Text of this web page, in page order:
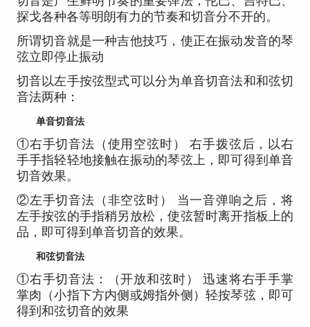
探戈各种各等明朗有力的节奏和切音分不开的。
所谓切音就是一种吉他技巧，使正在振动发音的琴
弦立即停止振动
切音以左手按弦型式可以分为单音切音法和和弦切
音法两种：
单音切音法
①右手切音法（使用空弦时） 右手拨弦后，以右
手手指轻轻地接触在振动的琴弦上，即可得到单音
切音效果。
②左手切音法（非空弦时） 当一音弹响之后，将
左手按弦的手指稍另放松，使弦暂时离开指板上的
品，即可得到单音切音的效果。
和弦切音法
①右手切音法：（开放和弦时） 迅速将右手手掌
掌肉（小指下方内侧或姆指外侧）轻按琴弦，即可
得到和弦切音的效果